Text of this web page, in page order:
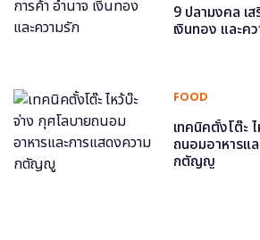
9 ปลามงคล เ
เงินทอง และค
FOOD
เทคนิคตั้งโต๊ะ
ถนอมอาหารแ
กตัญญู